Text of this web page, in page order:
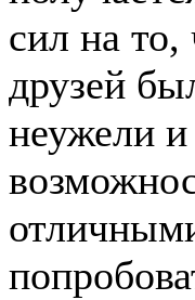
сил на то,
друзей
неужели